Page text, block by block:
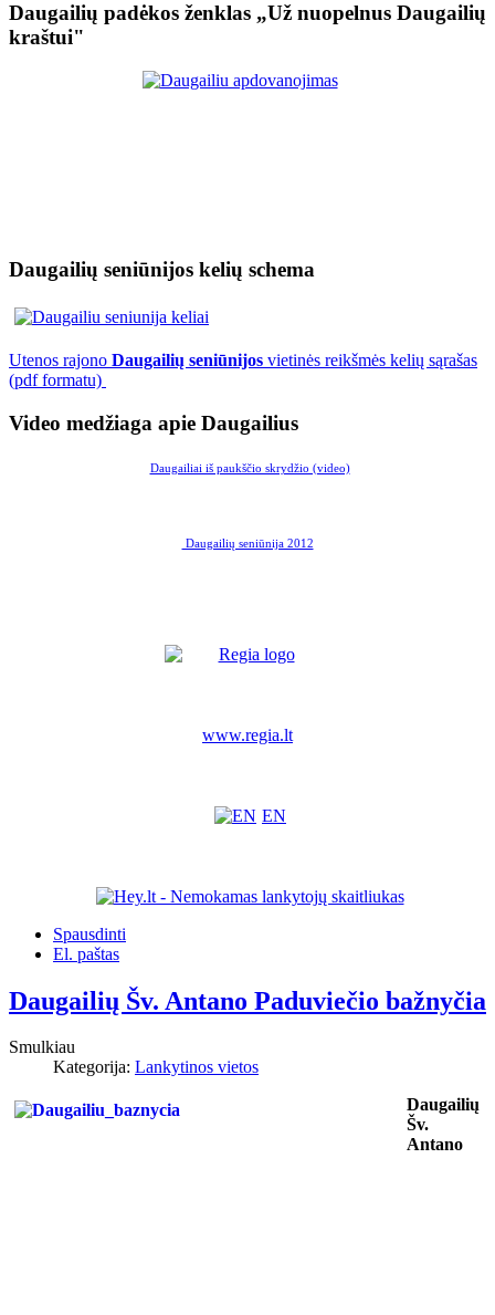
Daugailių padėkos ženklas „Už nuopelnus Daugailių
kraštui"
Daugailių seniūnijos kelių schema
Utenos rajono Daugailių seniūnijos vietinės reikšmės kelių sąrašas
(pdf formatu)
Video medžiaga apie Daugailius
Daugailiai iš paukščio skrydžio (video)
Daugailių seniūnija 2012
www.regia.lt
EN
Spausdinti
El. paštas
Daugailių Šv. Antano Paduviečio bažnyčia
Smulkiau
Kategorija: Lankytinos vietos
Daugailių
Šv.
Antano